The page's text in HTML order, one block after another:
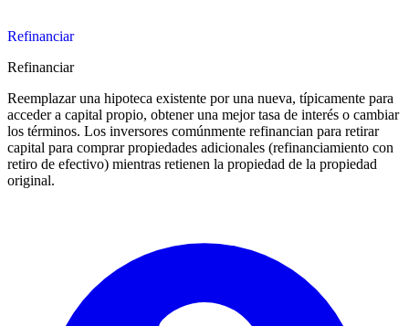
Refinanciar
Refinanciar
Reemplazar una hipoteca existente por una nueva, típicamente para
acceder a capital propio, obtener una mejor tasa de interés o cambiar
los términos. Los inversores comúnmente refinancian para retirar
capital para comprar propiedades adicionales (refinanciamiento con
retiro de efectivo) mientras retienen la propiedad de la propiedad
original.